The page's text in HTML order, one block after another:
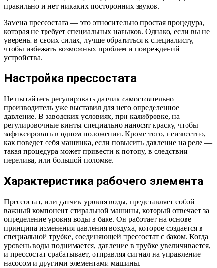
правильно и нет никаких посторонних звуков.
Замена прессостата — это относительно простая процедура,
которая не требует специальных навыков. Однако, если вы не
уверены в своих силах, лучше обратиться к специалисту,
чтобы избежать возможных проблем и повреждений
устройства.
Настройка прессостата
Не пытайтесь регулировать датчик самостоятельно —
производитель уже выставил для него определенное
давление. В заводских условиях, при калибровке, на
регулировочные винты специально наносят краску, чтобы
зафиксировать в одном положении. Кроме того, неизвестно,
как поведет себя машинка, если повысить давление на реле —
такая процедура может привести к потопу, в следствии
перелива, или большой поломке.
Характеристика рабочего элемента
Прессостат, или датчик уровня воды, представляет собой
важный компонент стиральной машины, который отвечает за
определение уровня воды в баке. Он работает на основе
принципа изменения давления воздуха, которое создается в
специальной трубке, соединяющей прессостат с баком. Когда
уровень воды поднимается, давление в трубке увеличивается,
и прессостат срабатывает, отправляя сигнал на управление
насосом и другими элементами машины.